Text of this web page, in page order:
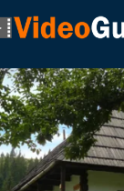
Locuri
Destinații
Prețuri